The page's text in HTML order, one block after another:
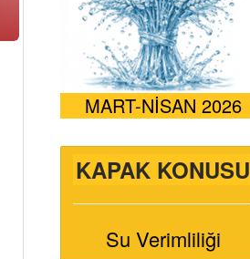
MART-NİSAN 2026
KAPAK KONUSU
Su Verimliliği